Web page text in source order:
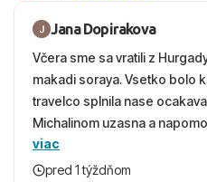
Jana Dopirakova
Včera sme sa vratili z
makadi soraya. Vsetko bolo
travelco splnila nase
Michalinom uzasna a
vecernych hodinach zaco sa
krasny, cisty. Sluzby top.
viac
pred 1 týždňom